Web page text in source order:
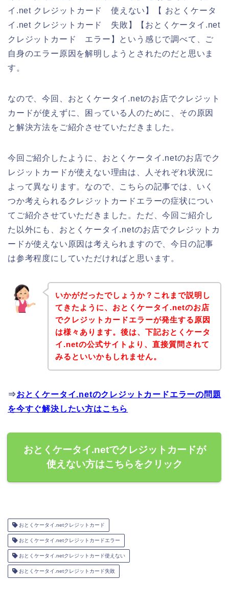
イ.net クレジットカード 使えない】【 おとくケータ
イ.net クレジットカード 失敗】【おとくケータイ.net
クレジットカード エラー】という感じで調べて、ご
自身のエラー原因を解明しようとされたのだと思いま
す。
なので、今回、おとくケータイ.netのお店でクレジット
カードが使えずに、困っている人のために、その原因
と解決方法をご紹介させていただきました。
今回ご紹介したように、おとくケータイ.netのお店でク
レジットカードが使えない理由は、人それぞれ状況に
よって異なります。なので、こちらの記事では、いく
つか考えられるクレジットカードエラーの症状につい
てご紹介させていただきました。ただ、今回ご紹介し
た以外にも、おとくケータイ.netのお店でクレジットカ
ードが使えない原因は考えられますので、今日の記事
は参考程度にしていただければと思います。
いかがだったでしょうか？これまで説明し
てきたように、おとくケータイ.netのお店
でクレジットカードエラーが発生する原因
は様々あります。後は、下記おとくケータ
イ.netの公式サイトより、直接質問されて
みるといいかもしれません。
⇒おとくケータイ.netのクレジットカードエラーの問題
を今すぐ解決したい方はこちら
おとくケータイ.netでクレジットカードが
使えない方はこちらをクリック
おとくケータイ.netクレジットカード
おとくケータイ.netクレジットカードエラー
おとくケータイ.netクレジットカード使えない
おとくケータイ.netクレジットカード失敗